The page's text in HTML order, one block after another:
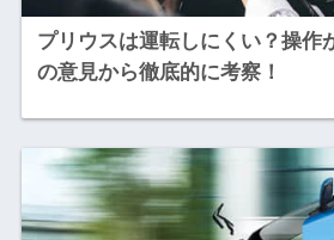
プリウスは運転しにくい？操作
の意見から徹底的に考察！